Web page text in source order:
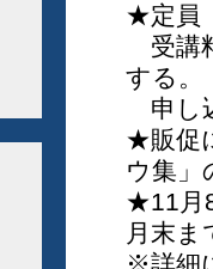
★定員
受講
する。
申し
★販促
ウ集」
★11月
月末ま